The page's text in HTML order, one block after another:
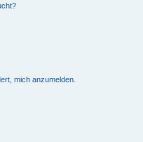
mich anzumelden.